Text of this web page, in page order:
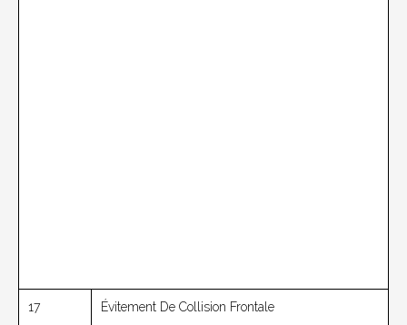
17 Évitement De Collision Frontale